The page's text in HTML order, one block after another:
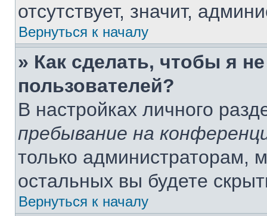
отсутствует, значит,
Вернуться к началу
» Как сделать, чтобы я
пользователей?
В настройках личного
пребывание на
только администраторам,
остальных вы будете
Вернуться к началу